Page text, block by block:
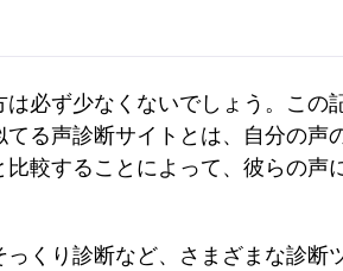
は必ず少なくないでしょう。この
る声診断サイトとは、自分の声
較することによって、彼らの声
くり診断など、さまざまな診断